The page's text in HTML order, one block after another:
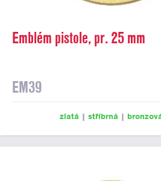
Emblém pistole, pr. 25 mm
EM39
zlatá |stříbrná |